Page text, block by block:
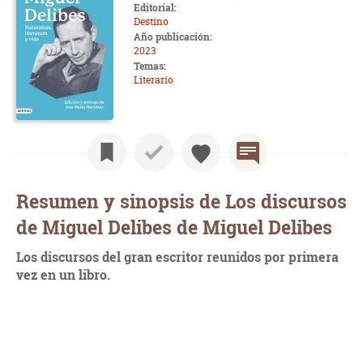
Editorial:
Destino
Año publicación:
2023
Temas:
Literario
Resumen y sinopsis de Los discursos
de Miguel Delibes de Miguel Delibes
Los discursos del gran escritor reunidos por primera
vez en un libro.